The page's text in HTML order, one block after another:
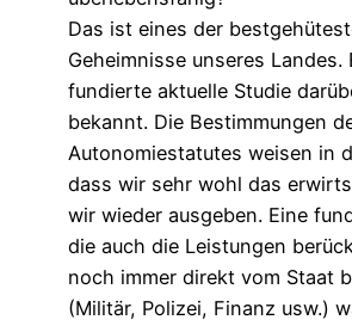
Das ist eines der
Geheimnisse unseres Landes.
fundierte aktuelle Studie
bekannt. Die Bestimmungen
Autonomiestatutes weisen in
dass wir sehr wohl das
wir wieder ausgeben. Eine
die auch die Leistungen
noch immer direkt vom Staat
(Militär, Polizei, Finanz usw.)